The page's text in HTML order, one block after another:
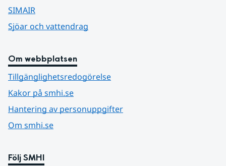
SIMAIR
Sjöar och vattendrag
Om webbplatsen
Tillgänglighetsredogörelse
Kakor på smhi.se
Hantering av personuppgifter
Om smhi.se
Följ SMHI